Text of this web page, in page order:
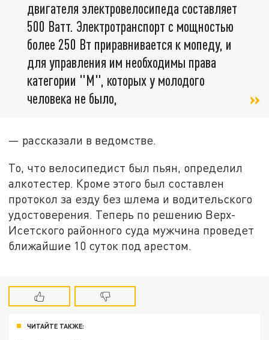
двигателя электровелосипеда составляет
500 Ватт. Электротранспорт с мощностью
более 250 Вт приравнивается к мопеду, и
для управления им необходимы права
категории "М", которых у молодого
человека не было,
— рассказали в ведомстве.
То, что велосипедист был пьян, определил
алкотестер. Кроме этого был составлен
протокол за езду без шлема и водительского
удостоверения. Теперь по решению Верх-
Исетского районного суда мужчина проведет
ближайшие 10 суток под арестом.
ЧИТАЙТЕ ТАКЖЕ: